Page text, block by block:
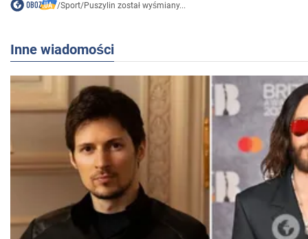
/Sport/Puszylin został wyśmiany...
Inne wiadomości